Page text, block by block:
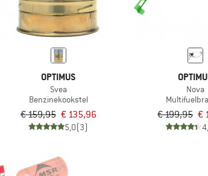
OPTIMUS
Svea
Benzinekookstel
€ 159,95 € 135,96
5,0(3)
Nova
€ 199,95 €